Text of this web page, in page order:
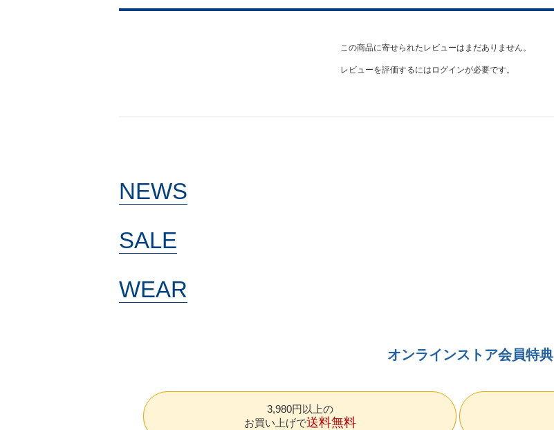
この商品に寄せられたレビューはまだありません。
レビューを評価するには ログインが必要です。
NEWS
SALE
WEAR
オンラインストア会員特典
3,980円以上の
お買い上げで送料無料